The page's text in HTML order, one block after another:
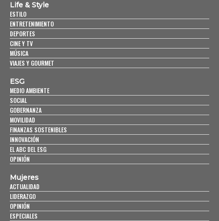
Life & Style
ESTILO
ENTRETENIMIENTO
DEPORTES
CINE Y TV
MÚSICA
VIAJES Y GOURMET
ESG
MEDIO AMBIENTE
SOCIAL
GOBERNANZA
MOVILIDAD
FINANZAS SOSTENIBLES
INNOVACIÓN
EL ABC DEL ESG
OPINIÓN
Mujeres
ACTUALIDAD
LIDERAZGO
OPINIÓN
ESPECIALES